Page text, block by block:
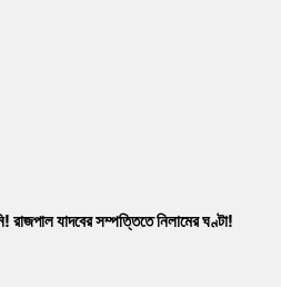
যাদবের সম্পত্তিতে নিলামের ঘণ্টা!